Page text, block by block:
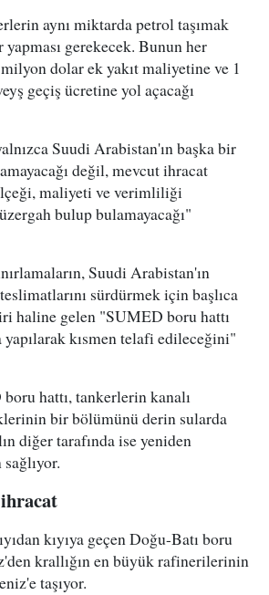
aynı miktarda petrol taşımak
gerekecek. Bunun her
dolar ek yakıt maliyetine ve 1
geçiş ücretine yol açacağı
Suudi Arabistan'ın başka bir
değil, mevcut ihracat
maliyeti ve verimliliği
bulup bulamayacağı"
Suudi Arabistan'ın
sürdürmek için başlıca
haline gelen "SUMED boru hattı
kısmen telafi edileceğini"
hattı, tankerlerin kanalı
bir bölümünü derin sularda
diğer tarafında ise yeniden
kıyıya geçen Doğu-Batı boru
krallığın en büyük rafinerilerinin
taşıyor.